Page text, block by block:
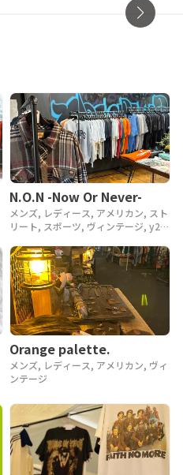
N.O.N -Now Or Never-
メンズ, レディース, アメリカン, スト
リート, スポーツ, ヴィンテージ, y2k,
Orange palette.
メンズ, レディース, アメリカン, ヴィ
ンテージ